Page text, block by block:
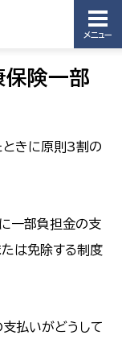
メニュー
保険一部
ときに原則3割の
一部負担金の支
は免除する制度
払いがどうして